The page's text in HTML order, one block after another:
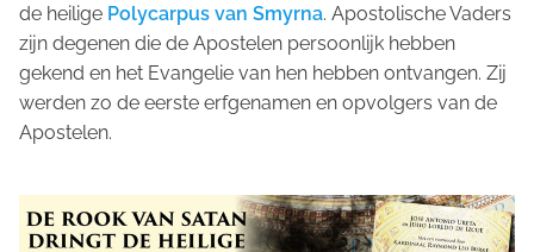
de heilige Polycarpus van Smyrna. Apostolische Vaders
zijn degenen die de Apostelen persoonlijk hebben
gekend en het Evangelie van hen hebben ontvangen. Zij
werden zo de eerste erfgenamen en opvolgers van de
Apostelen.